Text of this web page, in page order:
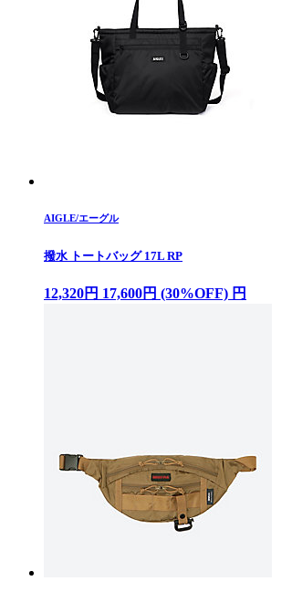
AIGLE/エーグル
撥水 トートバッグ 17L RP
12,320円 17,600円 (30%OFF) 円